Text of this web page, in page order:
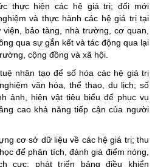
thực hiện các hệ giá trị; đổi mới
và thực hành các hệ giá trị tại
bảo tàng, nhà trường, cơ quan,
qua sự gắn kết và tác động qua lại
cộng đồng và xã hội.
nhân tạo để số hóa các hệ giá trị
văn hóa, thể thao, du lịch; số
ảnh, hiện vật tiêu biểu để phục vụ
cao khả năng tiếp cận của người
cơ sở dữ liệu về các hệ giá trị; thu
để phân tích, đánh giá điểm nóng,
cực; phát triển bảng điều khiển